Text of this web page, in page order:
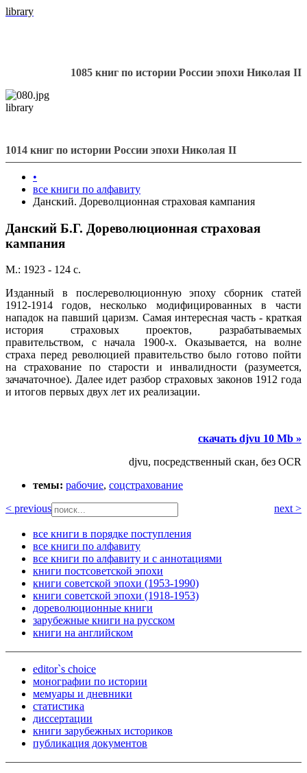
library
1085 книг по истории России эпохи Николая II
library
1014 книг по истории России эпохи Николая II
•
все книги по алфавиту
Данский. Дореволционная страховая кампания
Данский Б.Г. Дореволюционная страховая
кампания
М.: 1923 - 124 с.
Изданный в послереволюционную эпоху сборник статей
1912-1914 годов, несколько модифицированных в части
нападок на павший царизм. Самая интересная часть - краткая
история страховых проектов, разрабатываемых
правительством, с начала 1900-х. Оказывается, на волне
страха перед революцией правительство было готово пойти
на страхование по старости и инвалидности (разумеется,
зачачаточное). Далее идет разбор страховых законов 1912 года
и итогов первых двух лет их реализации.
скачать djvu 10 Mb »
djvu, посредственный скан, без OCR
темы: рабочие, соцстрахование
< previous
next >
все книги в порядке поступления
все книги по алфавиту
все книги по алфавиту и с аннотациями
книги постсоветской эпохи
книги советской эпохи (1953-1990)
книги советской эпохи (1918-1953)
дореволюционные книги
зарубежные книги на русском
книги на английском
editor`s choice
монографии по истории
мемуары и дневники
статистика
диссертации
книги зарубежных историков
публикация документов